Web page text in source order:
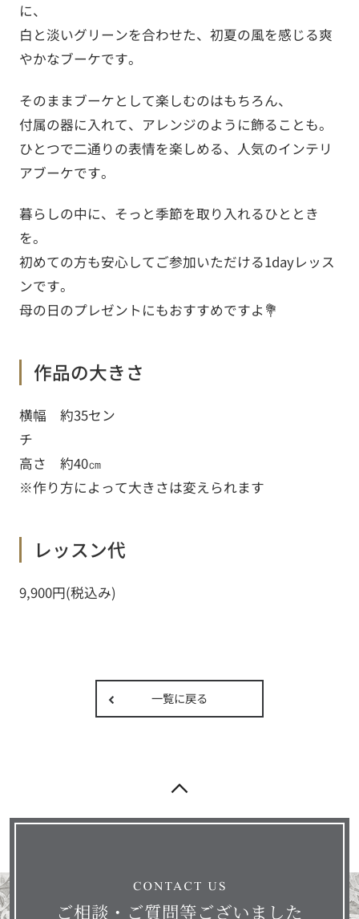
に
白と淡いグリーンを合わせた、初夏の風を感じる爽
やかなブーケです。
そのままブーケとして楽しむのはもちろん、
付属の器に入れて、アレンジのように飾ることも。
ひとつで二通りの表情を楽しめる、人気のインテリ
アブーケです。
暮らしの中に、そっと季節を取り入れるひととき
を。
初めての方も安心してご参加いただける1dayレッス
ンです。
母の日のプレゼントにもおすすめですよ💐
作品の大きさ
横幅 約35セン
高さ 約40㎝
※作り方によって大きさは変えられます
レッスン代
9,900円(税込み)
一覧に戻る
ご相談・ご質問等ございました